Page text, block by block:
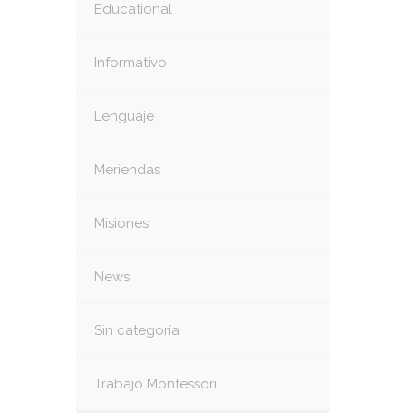
Educational
Informativo
Lenguaje
Meriendas
Misiones
News
Sin categoría
Trabajo Montessori